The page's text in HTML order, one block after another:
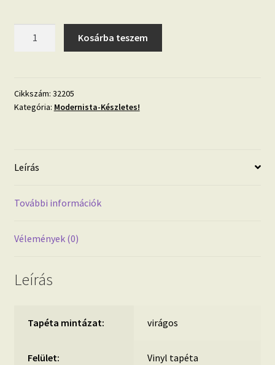
mintás
tapéta
Kosárba teszem
Cikkszám: 32205
Kategória: Modernista-Készletes!
Leírás
További információk
Vélemények (0)
Leírás
Tapéta mintázat: virágos
Felület: Vinyl tapéta